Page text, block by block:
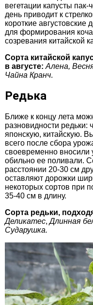
вегетации капусты
день приводит к
короткие августовские
для формирования
созревания китайской
Сорта китайской
в августе: Алена,
Чайна Кранч.
Редька
Ближе к концу лета
разновидности редьки:
японскую, китайскую.
всего после сбора
своевременно вносили
обильно ее поливали.
расстоянии 20-30 см
оставляют дорожки
некоторых сортов при
35-40 см в длину.
Сорта редьки,
Деликатес,Длинная
Сударушка.